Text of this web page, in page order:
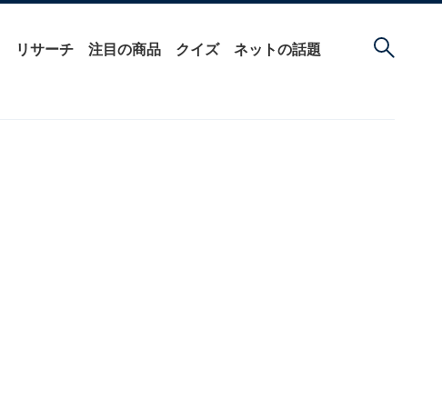
リサーチ 注目の商品 クイズ ネットの話題